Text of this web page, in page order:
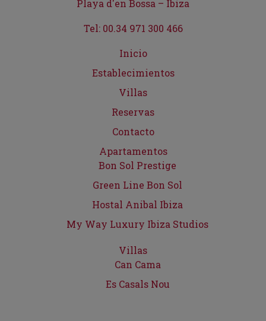
Playa d'en Bossa – Ibiza
Tel: 00.34 971 300 466
Inicio
Establecimientos
Villas
Reservas
Contacto
Apartamentos
Bon Sol Prestige
Green Line Bon Sol
Hostal Anibal Ibiza
My Way Luxury Ibiza Studios
Villas
Can Cama
Es Casals Nou